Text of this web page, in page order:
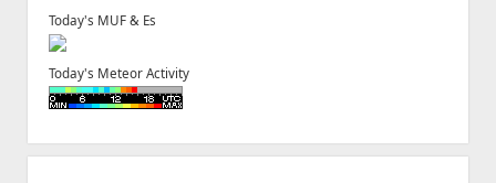
Today's MUF & Es
Today's Meteor Activity